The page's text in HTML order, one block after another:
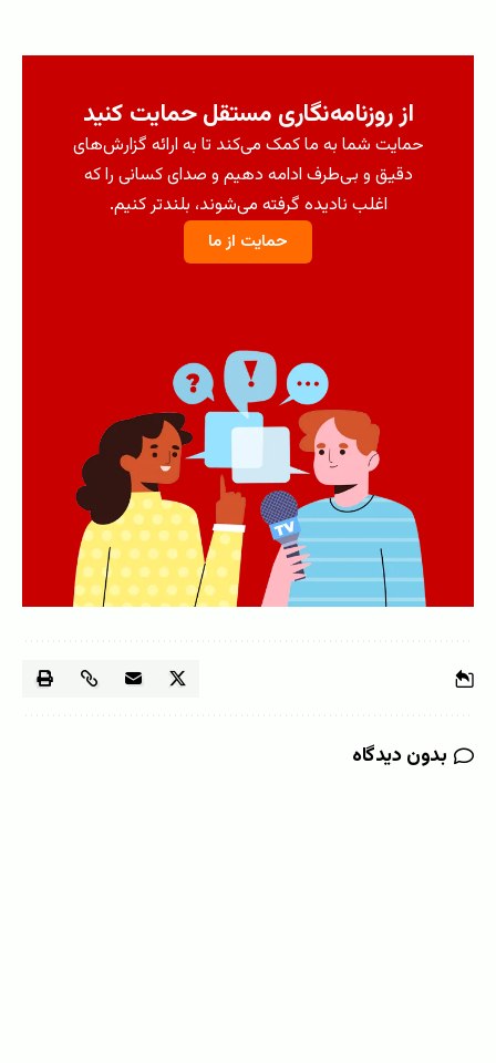
از روزنامه‌نگاری مستقل حمایت کنید
حمایت شما به ما کمک می‌کند تا به ارائه گزارش‌های
دقیق و بی‌طرف ادامه دهیم و صدای کسانی را که
اغلب نادیده گرفته می‌شوند، بلندتر کنیم.
حمایت از ما
بدون دیدگاه